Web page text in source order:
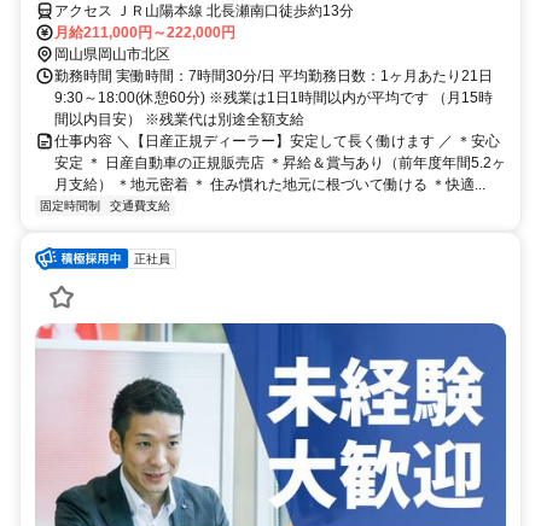
績）アクセス ＪＲ山陽本線 北長瀬南口徒歩約13分
月給211,000円～222,000円
岡山県岡山市北区
勤務時間 実働時間：7時間30分/日 平均勤務日数：1ヶ月あたり21日
9:30～18:00(休憩60分) ※残業は1日1時間以内が平均です （月15時
間以内目安） ※残業代は別途全額支給
仕事内容 ＼【日産正規ディーラー】安定して長く働けます ／ ＊安心
安定 ＊ 日産自動車の正規販売店 ＊昇給＆賞与あり（前年度年間5.2ヶ
月支給） ＊地元密着 ＊ 住み慣れた地元に根づいて働ける ＊快適...
固定時間制 交通費支給
正社員